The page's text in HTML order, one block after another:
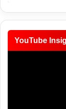
YouTube